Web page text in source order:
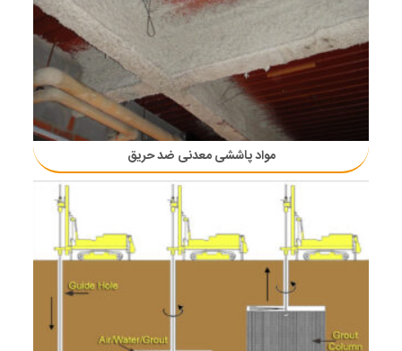
مواد پاششی معدنی ضد حریق